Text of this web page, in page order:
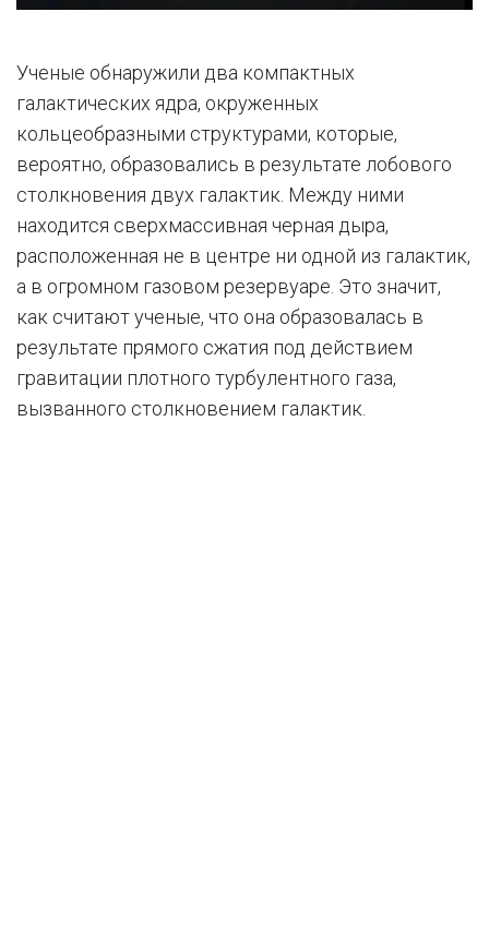
Ученые обнаружили два компактных
галактических ядра, окруженных
кольцеобразными структурами, которые,
вероятно, образовались в результате лобового
столкновения двух галактик. Между ними
находится сверхмассивная черная дыра,
расположенная не в центре ни одной из галактик,
а в огромном газовом резервуаре. Это значит,
как считают ученые, что она образовалась в
результате прямого сжатия под действием
гравитации плотного турбулентного газа,
вызванного столкновением галактик.